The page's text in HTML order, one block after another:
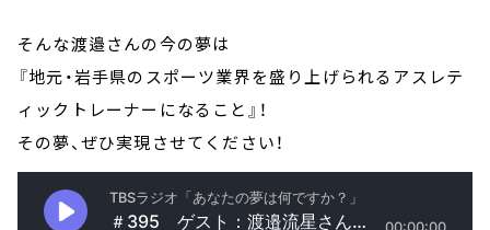
そんな渡邉さんの今の夢は
『地元・岩手県のスポーツ業界を盛り上げられるアスレテ
ィックトレーナーになること』！
その夢、ぜひ実現させてください！